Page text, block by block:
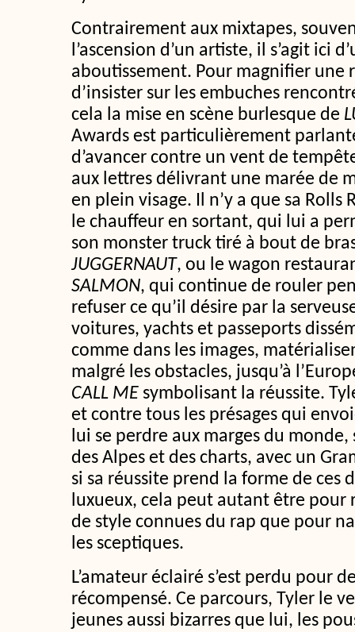
Contrairement aux mixtapes,
l’ascension d’un artiste, il s’agit ici
aboutissement. Pour magnifier une
d’insister sur les embuches
cela la mise en scène burlesque de
Awards est particulièrement
d’avancer contre un vent de
aux lettres délivrant une marée de
en plein visage. Il n’y a que sa Rolls
le chauffeur en sortant, qui lui a
son monster truck tiré à bout de
JUGGERNAUT, ou le wagon
SALMON, qui continue de rouler
refuser ce qu’il désire par la
voitures, yachts et passeports
comme dans les images,
malgré les obstacles, jusqu’à
CALL ME symbolisant la réussite.
et contre tous les présages qui
lui se perdre aux marges du
des Alpes et des charts, avec un
si sa réussite prend la forme de ces
luxueux, cela peut autant être pour
de style connues du rap que pour
les sceptiques.
L’amateur éclairé s’est perdu pour
récompensé. Ce parcours, Tyler le
jeunes aussi bizarres que lui, les